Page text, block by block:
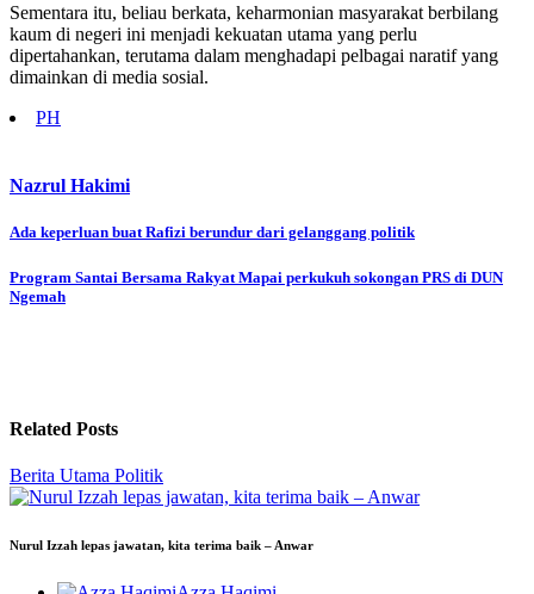
Sementara itu, beliau berkata, keharmonian masyarakat berbilang
kaum di negeri ini menjadi kekuatan utama yang perlu
dipertahankan, terutama dalam menghadapi pelbagai naratif yang
dimainkan di media sosial.
PH
Nazrul Hakimi
Post
navigation
Ada keperluan buat Rafizi berundur dari gelanggang politik
Program Santai Bersama Rakyat Mapai perkukuh sokongan PRS di DUN
Ngemah
Related Posts
Berita Utama Politik
Nurul Izzah lepas jawatan, kita terima baik – Anwar